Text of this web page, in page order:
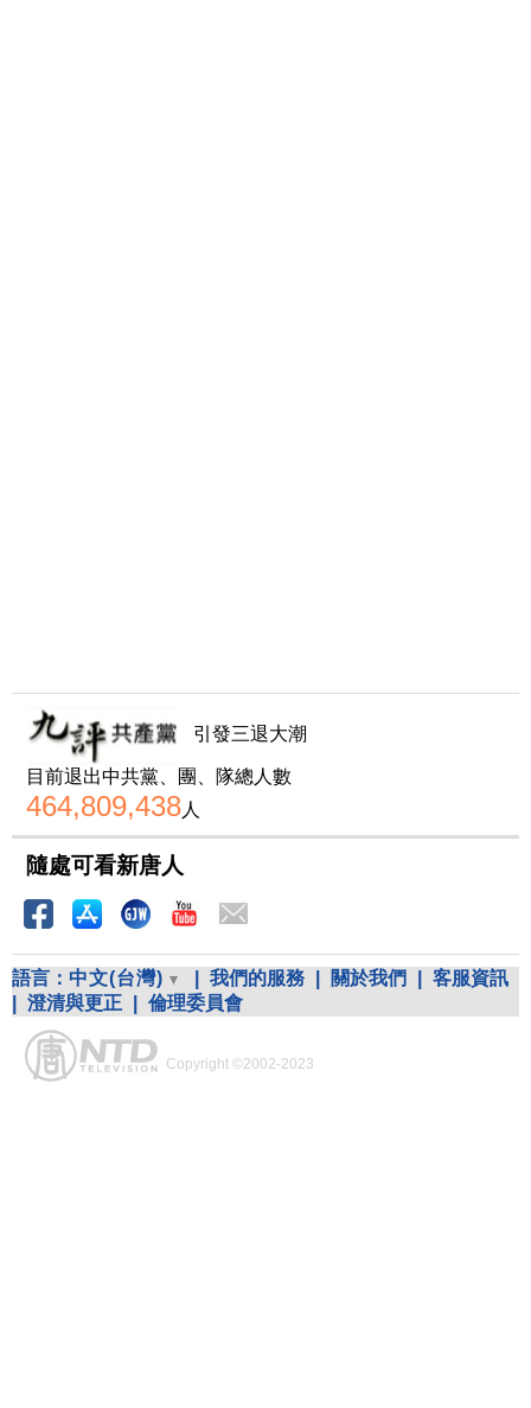
引發三退大潮
目前退出中共黨、團、隊總人數
464,809,438人
隨處可看新唐人
語言： 中文(台灣) 我們的服務 關於我們
客服資訊
澄清與更正 倫理委員會
Copyright ©2002-2023